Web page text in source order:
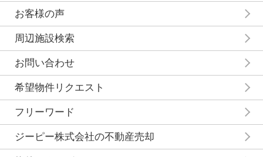
お客様の声
周辺施設検索
お問い合わせ
希望物件リクエスト
フリーワード
ジーピー株式会社の不動産売却